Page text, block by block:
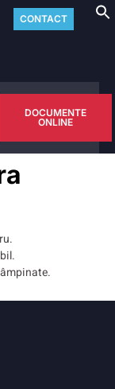
CONTACT
DOCUMENTE
ONLINE